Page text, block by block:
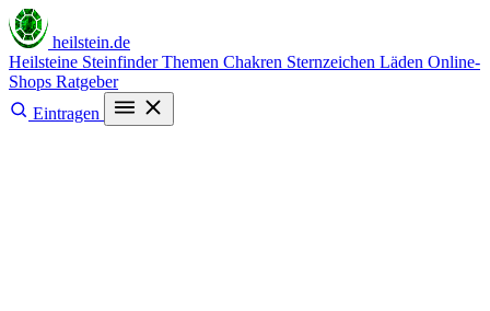
heilstein.de
Heilsteine SteinfinderThemen Chakren Sternzeichen Läden Online-
Shops Ratgeber
Eintragen